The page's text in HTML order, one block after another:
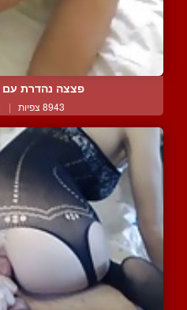
פצצה נהדרת עם
8943 צפיות |